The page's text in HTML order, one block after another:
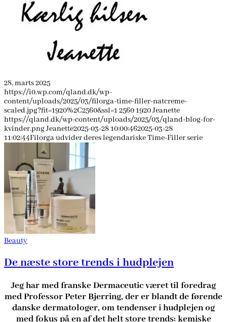
28. marts 2025
https://i0.wp.com/qland.dk/wp-
content/uploads/2025/03/filorga-time-filler-natcreme-
scaled.jpg?fit=1920%2C2560&ssl=1 25601920Jeanette
https://qland.dk/wp-content/uploads/2025/03/qland-blog-for-
kvinder.pngJeanette2025-03-28 10:00:462025-03-28
11:02:44Filorga udvider deres legendariske Time-Filler serie
Beauty
De næste store trends i hudplejen
Jeg har med franske Dermaceutic været til foredrag
med Professor Peter Bjerring, der er blandt de førende
danske dermatologer, om tendenser i hudplejen og
med fokus på en af det helt store trends: kemiske